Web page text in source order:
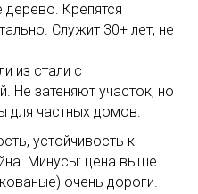
Крепятся
Служит 30+ лет, не
из стали с
Не затеняют участок, но
для частных домов.
устойчивость к
Минусы: цена выше
очень дороги.